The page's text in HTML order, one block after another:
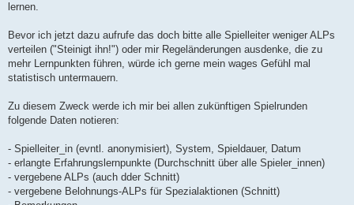
lernen.
Bevor ich jetzt dazu aufrufe das doch bitte alle Spielleiter weniger ALPs
verteilen ("Steinigt ihn!") oder mir Regeländerungen ausdenke, die zu
mehr Lernpunkten führen, würde ich gerne mein wages Gefühl mal
statistisch untermauern.
Zu diesem Zweck werde ich mir bei allen zukünftigen Spielrunden
folgende Daten notieren:
- Spielleiter_in (evntl. anonymisiert), System, Spieldauer, Datum
- erlangte Erfahrungslernpunkte (Durchschnitt über alle Spieler_innen)
- vergebene ALPs (auch dder Schnitt)
- vergebene Belohnungs-ALPs für Spezialaktionen (Schnitt)